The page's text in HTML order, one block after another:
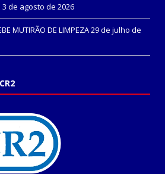
3 de agosto de 2026
MUTIRÃO DE LIMPEZA29 de julho de